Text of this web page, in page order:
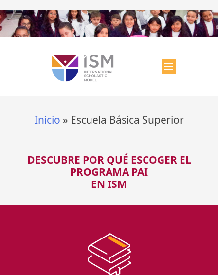
Inicio » Escuela Básica Superior
DESCUBRE POR QUÉ ESCOGER EL
PROGRAMA PAI
EN ISM